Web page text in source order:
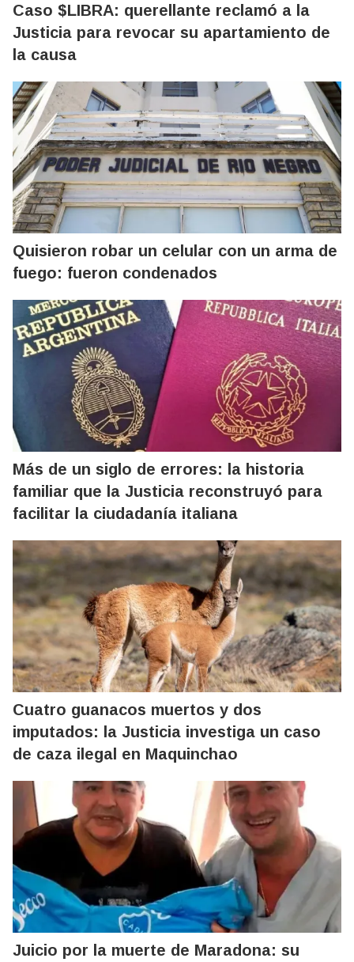
Caso $LIBRA: querellante reclamó a la
Justicia para revocar su apartamiento de
la causa
Quisieron robar un celular con un arma de
fuego: fueron condenados
Más de un siglo de errores: la historia
familiar que la Justicia reconstruyó para
facilitar la ciudadanía italiana
Cuatro guanacos muertos y dos
imputados: la Justicia investiga un caso
de caza ilegal en Maquinchao
Juicio por la muerte de Maradona: su